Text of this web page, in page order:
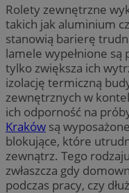
Rolety zewnętrzne
takich jak aluminium
stanowią barierę
lamele wypełnione
tylko zwiększa ich
izolację termiczną
zewnętrznych w
ich odporność na
Kraków są
blokujące, które
zewnątrz. Tego
zwłaszcza gdy
podczas pracy, czy